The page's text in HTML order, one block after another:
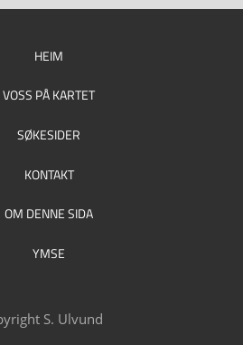
HEIM
VOSS PÅ KARTET
SØKESIDER
KONTAKT
OM DENNE SIDA
YMSE
S. Ulvund